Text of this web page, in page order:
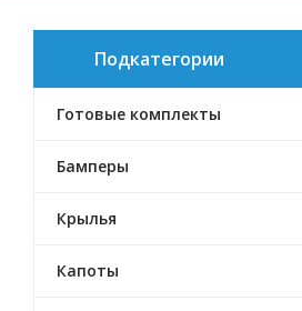
Подкатегории
Готовые комплекты
Бамперы
Крылья
Капоты